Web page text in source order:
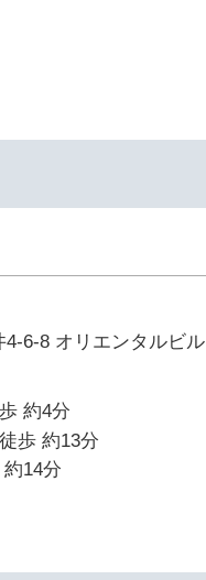
6-8 オリエンタルビル
約4分
歩 約13分
14分